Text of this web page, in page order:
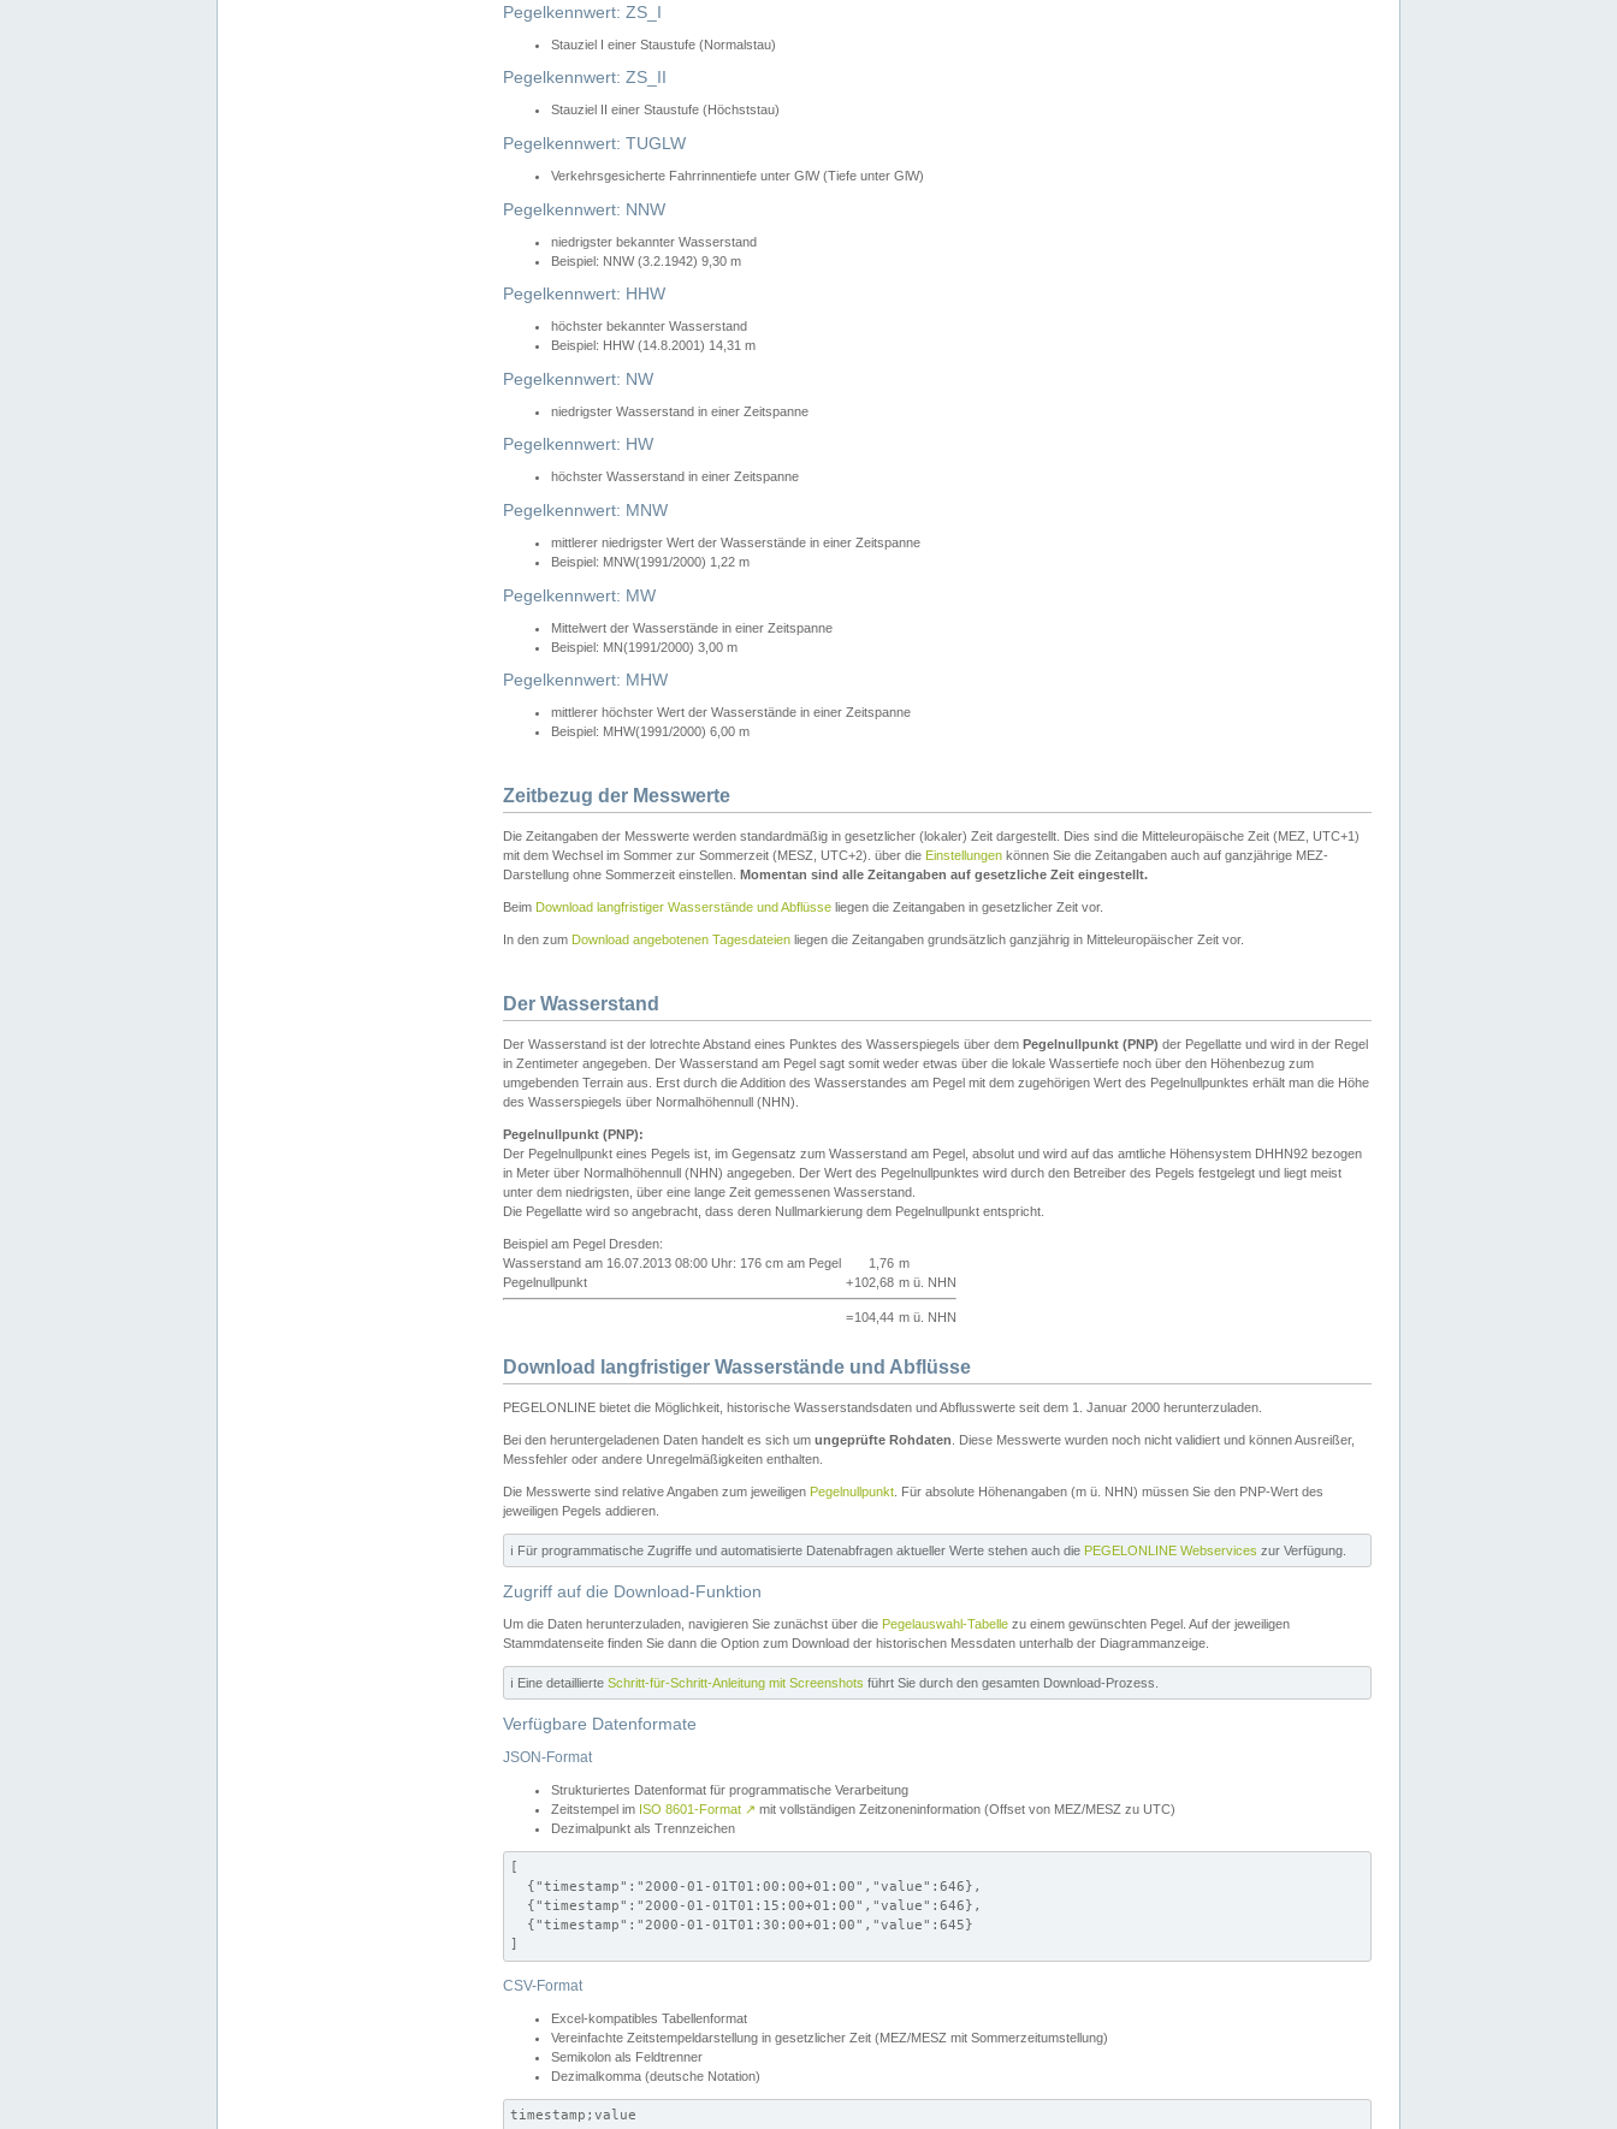
Pegelkennwert: ZS_I
Stauziel I einer Staustufe (Normalstau)
Pegelkennwert: ZS_II
Stauziel II einer Staustufe (Höchststau)
Pegelkennwert: TUGLW
Verkehrsgesicherte Fahrrinnentiefe unter GlW (Tiefe unter GlW)
Pegelkennwert: NNW
niedrigster bekannter Wasserstand
Beispiel: NNW (3.2.1942) 9,30 m
Pegelkennwert: HHW
höchster bekannter Wasserstand
Beispiel: HHW (14.8.2001) 14,31 m
Pegelkennwert: NW
niedrigster Wasserstand in einer Zeitspanne
Pegelkennwert: HW
höchster Wasserstand in einer Zeitspanne
Pegelkennwert: MNW
mittlerer niedrigster Wert der Wasserstände in einer Zeitspanne
Beispiel: MNW(1991/2000) 1,22 m
Pegelkennwert: MW
Mittelwert der Wasserstände in einer Zeitspanne
Beispiel: MN(1991/2000) 3,00 m
Pegelkennwert: MHW
mittlerer höchster Wert der Wasserstände in einer Zeitspanne
Beispiel: MHW(1991/2000) 6,00 m
Zeitbezug der Messwerte
Die Zeitangaben der Messwerte werden standardmäßig in gesetzlicher (lokaler) Zeit dargestellt. Dies sind die Mitteleuropäische Zeit (MEZ, UTC+1)
mit dem Wechsel im Sommer zur Sommerzeit (MESZ, UTC+2). über die Einstellungen können Sie die Zeitangaben auch auf ganzjährige MEZ-
Darstellung ohne Sommerzeit einstellen. Momentan sind alle Zeitangaben auf gesetzliche Zeit eingestellt.
Beim Download langfristiger Wasserstände und Abflüsse liegen die Zeitangaben in gesetzlicher Zeit vor.
In den zum Download angebotenen Tagesdateien liegen die Zeitangaben grundsätzlich ganzjährig in Mitteleuropäischer Zeit vor.
Der Wasserstand
Der Wasserstand ist der lotrechte Abstand eines Punktes des Wasserspiegels über dem Pegelnullpunkt (PNP) der Pegellatte und wird in der Regel
in Zentimeter angegeben. Der Wasserstand am Pegel sagt somit weder etwas über die lokale Wassertiefe noch über den Höhenbezug zum
umgebenden Terrain aus. Erst durch die Addition des Wasserstandes am Pegel mit dem zugehörigen Wert des Pegelnullpunktes erhält man die Höhe
des Wasserspiegels über Normalhöhennull (NHN).
Pegelnullpunkt (PNP):
Der Pegelnullpunkt eines Pegels ist, im Gegensatz zum Wasserstand am Pegel, absolut und wird auf das amtliche Höhensystem DHHN92 bezogen
in Meter über Normalhöhennull (NHN) angegeben. Der Wert des Pegelnullpunktes wird durch den Betreiber des Pegels festgelegt und liegt meist
unter dem niedrigsten, über eine lange Zeit gemessenen Wasserstand.
Die Pegellatte wird so angebracht, dass deren Nullmarkierung dem Pegelnullpunkt entspricht.
Beispiel am Pegel Dresden:
Wasserstand am 16.07.2013 08:00 Uhr: 176 cm am Pegel
1,76 m
Pegelnullpunkt
+102,68 m ü. NHN
=104,44 m ü. NHN
Download langfristiger Wasserstände und Abflüsse
PEGELONLINE bietet die Möglichkeit, historische Wasserstandsdaten und Abflusswerte seit dem 1. Januar 2000 herunterzuladen.
Bei den heruntergeladenen Daten handelt es sich um ungeprüfte Rohdaten . Diese Messwerte wurden noch nicht validiert und können Ausreißer,
Messfehler oder andere Unregelmäßigkeiten enthalten.
Die Messwerte sind relative Angaben zum jeweiligen Pegelnullpunkt . Für absolute Höhenangaben (m ü. NHN) müssen Sie den PNP-Wert des
jeweiligen Pegels addieren.
ℹ️ Für programmatische Zugriffe und automatisierte Datenabfragen aktueller Werte stehen auch die PEGELONLINE Webservices zur Verfügung.
Zugriff auf die Download-Funktion
Um die Daten herunterzuladen, navigieren Sie zunächst über die Pegelauswahl-Tabelle zu einem gewünschten Pegel. Auf der jeweiligen
Stammdatenseite finden Sie dann die Option zum Download der historischen Messdaten unterhalb der Diagrammanzeige.
ℹ️ Eine detaillierte Schritt-für-Schritt-Anleitung mit Screenshots führt Sie durch den gesamten Download-Prozess.
Verfügbare Datenformate
JSON-Format
Strukturiertes Datenformat für programmatische Verarbeitung
Zeitstempel im ISO 8601-Format ↗ mit vollständigen Zeitzoneninformation (Offset von MEZ/MESZ zu UTC)
Dezimalpunkt als Trennzeichen
[
  {"timestamp":"2000-01-01T01:00:00+01:00","value":646},
  {"timestamp":"2000-01-01T01:15:00+01:00","value":646},
  {"timestamp":"2000-01-01T01:30:00+01:00","value":645}
]
CSV-Format
Excel-kompatibles Tabellenformat
Vereinfachte Zeitstempeldarstellung in gesetzlicher Zeit (MEZ/MESZ mit Sommerzeitumstellung)
Semikolon als Feldtrenner
Dezimalkomma (deutsche Notation)
timestamp;value